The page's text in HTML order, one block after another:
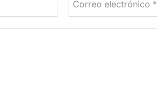
Correo electrónico *